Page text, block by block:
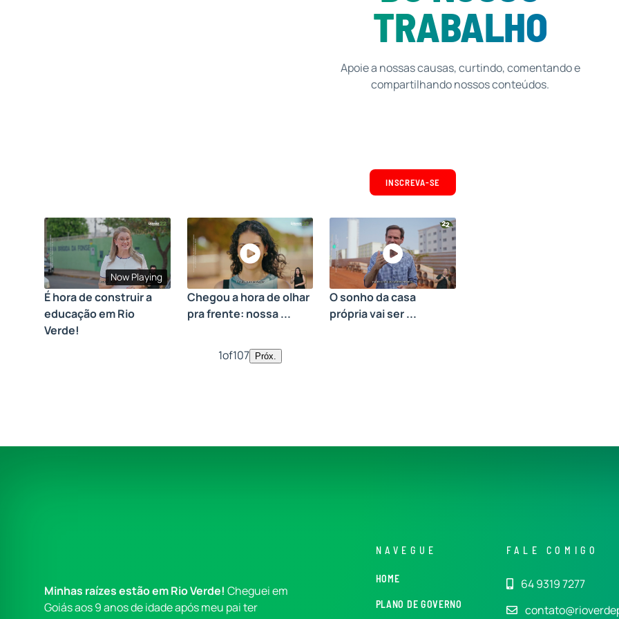
TRABALHO
Apoie a nossas causas, curtindo, comentando e
compartilhando nossos conteúdos.
INSCREVA-SE
Now Playing
É hora de construir a
educação em Rio
Verde!
Chegou a hora de olhar
pra frente: nossa ...
O sonho da casa
própria vai ser ...
1of107 Próx.
Minhas raízes estão em Rio Verde! Cheguei em
Goiás aos 9 anos de idade após meu pai ter
NAVEGUE
HOME
PLANO DE GOVERNO
FALE COMIGO
64 9319 7277